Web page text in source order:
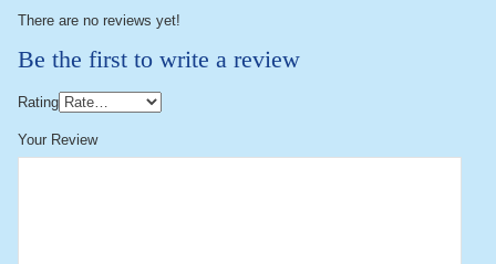
There are no reviews yet!
Be the first to write a review
Rating
Your Review